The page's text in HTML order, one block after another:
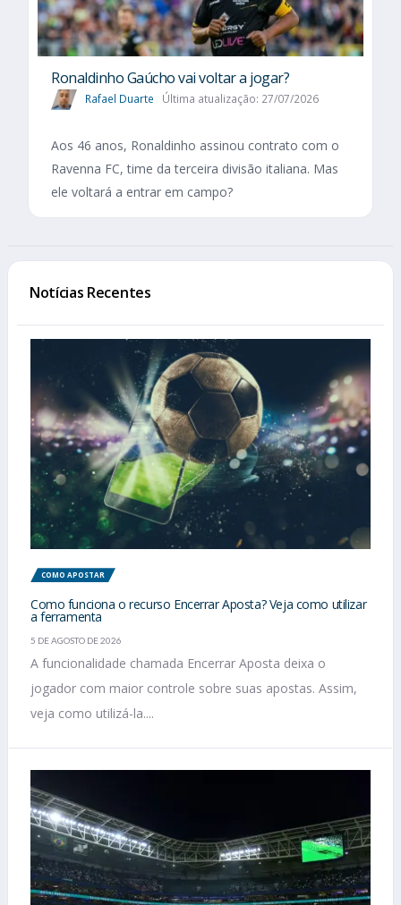
Ronaldinho Gaúcho vai voltar a jogar?
Rafael Duarte Última atualização: 27/07/2026
Aos 46 anos, Ronaldinho assinou contrato com o
Ravenna FC, time da terceira divisão italiana. Mas
ele voltará a entrar em campo?
Notícias Recentes
COMO APOSTAR
Como funciona o recurso Encerrar Aposta? Veja como utilizar
a ferramenta
5 DE AGOSTO DE 2026
A funcionalidade chamada Encerrar Aposta deixa o
jogador com maior controle sobre suas apostas. Assim,
veja como utilizá-la....